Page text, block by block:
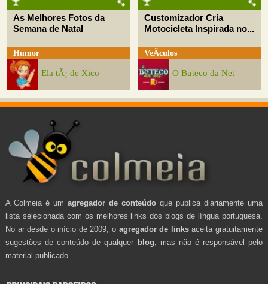
As Melhores Fotos da
Semana de Natal
Humor
Ela tÃ¡ de Xico
Customizador Cria
Motocicleta Inspirada no...
VeÃ­culos
O Buteco da Net
A Colmeia é um agregador de conteúdo que publica diariamente uma
lista selecionada com os melhores links dos blogs de língua portuguesa.
No ar desde o início de 2009, o agregador de linksaceita gratuitamente
sugestões de conteúdo de qualquer blog , mas não é responsável pelo
material publicado.